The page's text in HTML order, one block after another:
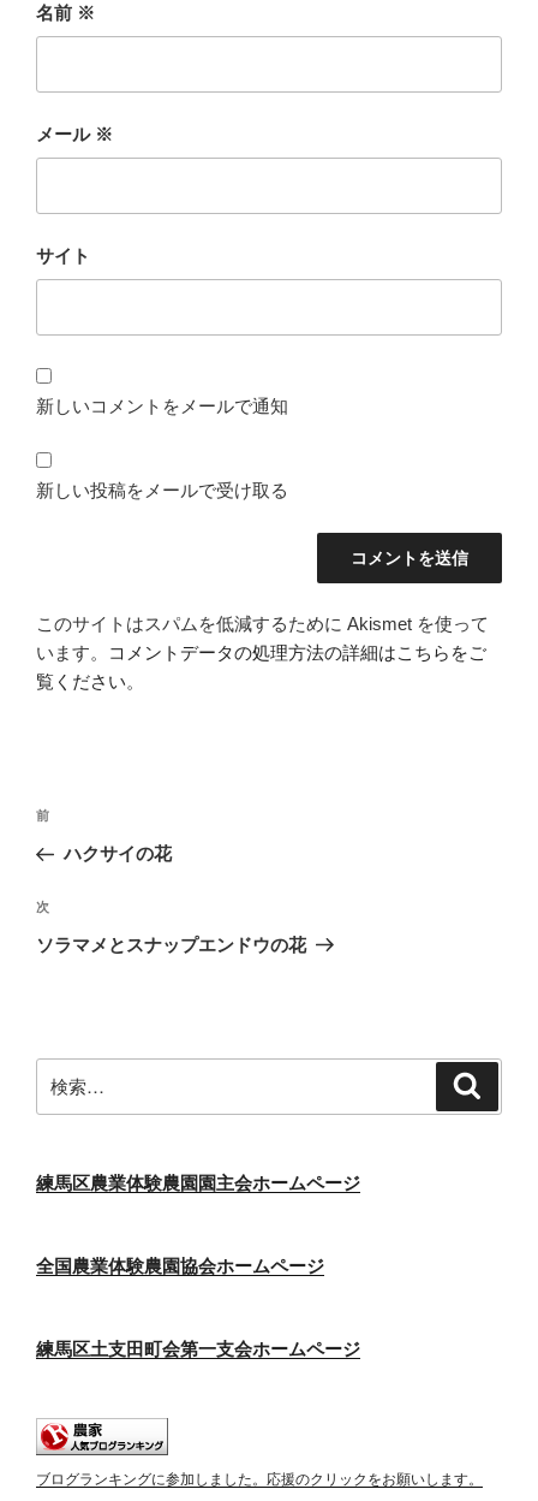
名前 ※
メール ※
サイト
新しいコメントをメールで通知
新しい投稿をメールで受け取る
このサイトはスパムを低減するために Akismet を使って
います。
コメントデータの処理方法の詳細はこちらをご
覧ください。
投
ナ
ビ
ゲ
ン
前
の
稿
前
ハクサイの花
次
の
次
ソラマメとスナップエンドウの花
索:
練馬区農業体験農園園主会ホームページ
全国農業体験農園協会ホームページ
練馬区土支田町会第一支会ホームページ
ブログランキングに参加しました。応援のクリックをお願いします。